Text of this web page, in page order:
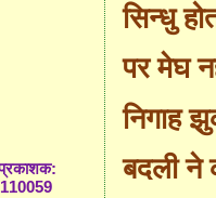
सिन्धु
पर मेघ
निगाह
बदली ने